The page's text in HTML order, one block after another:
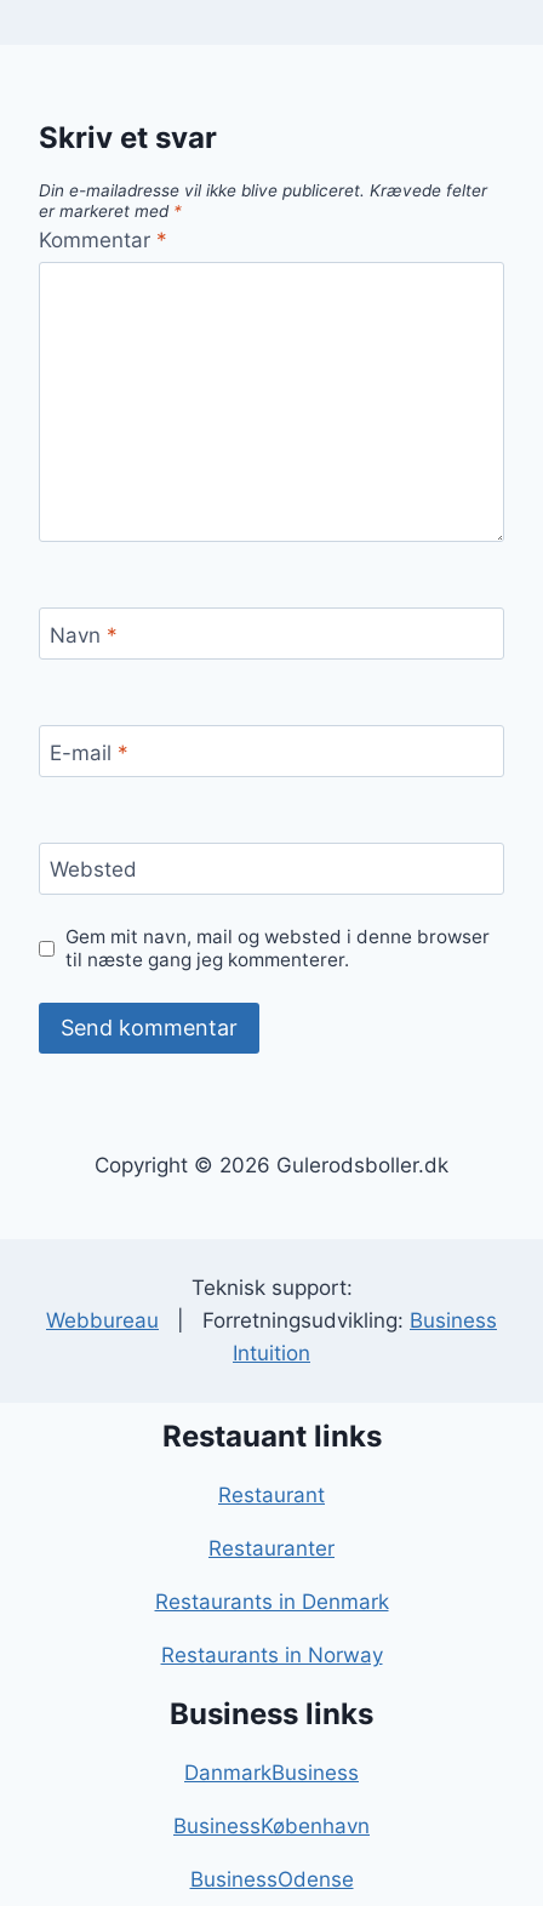
Skriv et svar
Din e-mailadresse vil ikke blive publiceret. Krævede felter
er markeret med *
Kommentar *
Navn *
E-mail *
Websted
Gem mit navn, mail og websted i denne browser
til næste gang jeg kommenterer.
Copyright © 2026 Gulerodsboller.dk
Teknisk support:
Webbureau | Forretningsudvikling: Business
Intuition
Restauant links
Restaurant
Restauranter
Restaurants in Denmark
Restaurants in Norway
Business links
DanmarkBusiness
BusinessKøbenhavn
BusinessOdense